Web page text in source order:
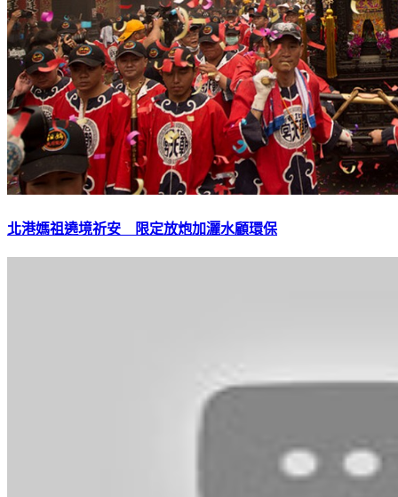
北港媽祖遶境祈安 限定放炮加灑水顧環保